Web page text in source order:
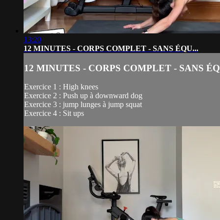
13:20
12 MINUTES - CORPS COMPLET - SANS ÉQU...
12 MINUTES - CORPS COMPLET - SANS
Exercice 1 : High knees
Exercice 2 : Push up à downward dog
Exercice 3 : jump lunges à jump squat
Exercice 4 : Sit ups